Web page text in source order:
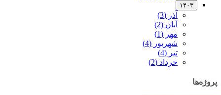
۱۴۰۳
آذر (3)
آبان (2)
مهر (1)
شهریور (4)
تیر (4)
خرداد (2)
پروژه‌ها